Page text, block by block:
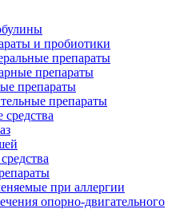
и пробиотики
препараты
препараты
препараты
препараты
средства
при аллергии
опорно-двигательного